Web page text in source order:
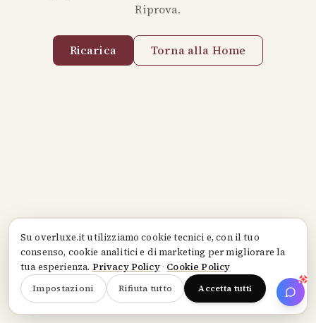
Suoverluxe.itutilizziamo cookie tecnici e, con il tuo
consenso, cookie analitici e di marketing per migliorare la
tua esperienza. Privacy Policy· Cookie Policy
Impostazioni Rifiuta tutto Accetta tutti
Riprova.
Ricarica Torna alla Home